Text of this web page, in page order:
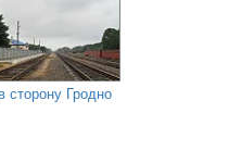
сторону Гродно